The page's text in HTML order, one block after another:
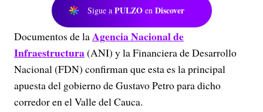
Sigue a PULZO en Discover
Documentos de laAgencia Nacional de
Infraestructura(ANI) y la Financiera de Desarrollo
Nacional (FDN) confirman que esta es la principal
apuesta del gobierno de Gustavo Petro para dicho
corredor en el Valle del Cauca.